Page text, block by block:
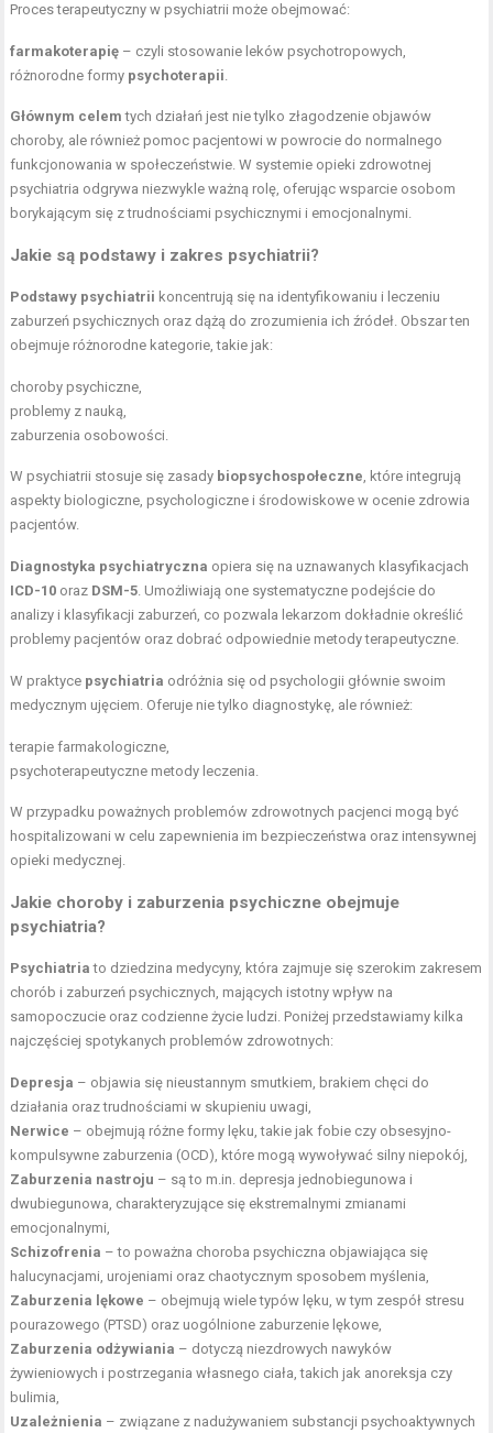
Proces terapeutyczny w psychiatrii może obejmować:
farmakoterapię – czyli stosowanie leków psychotropowych,
różnorodne formy psychoterapii.
Głównym celem tych działań jest nie tylko złagodzenie objawów
choroby, ale również pomoc pacjentowi w powrocie do normalnego
funkcjonowania w społeczeństwie. W systemie opieki zdrowotnej
psychiatria odgrywa niezwykle ważną rolę, oferując wsparcie osobom
borykającym się z trudnościami psychicznymi i emocjonalnymi.
Jakie są podstawy i zakres psychiatrii?
Podstawy psychiatrii koncentrują się na identyfikowaniu i leczeniu
zaburzeń psychicznych oraz dążą do zrozumienia ich źródeł. Obszar ten
obejmuje różnorodne kategorie, takie jak:
choroby psychiczne,
problemy z nauką,
zaburzenia osobowości.
W psychiatrii stosuje się zasady biopsychospołeczne, które integrują
aspekty biologiczne, psychologiczne i środowiskowe w ocenie zdrowia
pacjentów.
Diagnostyka psychiatryczna opiera się na uznawanych klasyfikacjach
ICD-10 oraz DSM-5. Umożliwiają one systematyczne podejście do
analizy i klasyfikacji zaburzeń, co pozwala lekarzom dokładnie określić
problemy pacjentów oraz dobrać odpowiednie metody terapeutyczne.
W praktyce psychiatria odróżnia się od psychologii głównie swoim
medycznym ujęciem. Oferuje nie tylko diagnostykę, ale również:
terapie farmakologiczne,
psychoterapeutyczne metody leczenia.
W przypadku poważnych problemów zdrowotnych pacjenci mogą być
hospitalizowani w celu zapewnienia im bezpieczeństwa oraz intensywnej
opieki medycznej.
Jakie choroby i zaburzenia psychiczne obejmuje
psychiatria?
Psychiatria to dziedzina medycyny, która zajmuje się szerokim zakresem
chorób i zaburzeń psychicznych, mających istotny wpływ na
samopoczucie oraz codzienne życie ludzi. Poniżej przedstawiamy kilka
najczęściej spotykanych problemów zdrowotnych:
Depresja – objawia się nieustannym smutkiem, brakiem chęci do
działania oraz trudnościami w skupieniu uwagi,
Nerwice – obejmują różne formy lęku, takie jak fobie czy obsesyjno-
kompulsywne zaburzenia (OCD), które mogą wywoływać silny niepokój,
Zaburzenia nastroju – są to m.in. depresja jednobiegunowa i
dwubiegunowa, charakteryzujące się ekstremalnymi zmianami
emocjonalnymi,
Schizofrenia – to poważna choroba psychiczna objawiająca się
halucynacjami, urojeniami oraz chaotycznym sposobem myślenia,
Zaburzenia lękowe – obejmują wiele typów lęku, w tym zespół stresu
pourazowego (PTSD) oraz uogólnione zaburzenie lękowe,
Zaburzenia odżywiania – dotyczą niezdrowych nawyków
żywieniowych i postrzegania własnego ciała, takich jak anoreksja czy
bulimia,
Uzależnienia – związane z nadużywaniem substancji psychoaktywnych